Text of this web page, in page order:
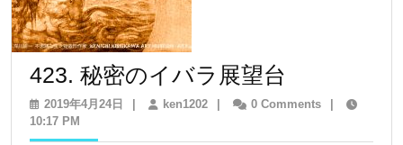
423. 秘密のイバラ展望台
秘
2019年4月24日
2019
ken1202ken12020 Comments
10:17 PM